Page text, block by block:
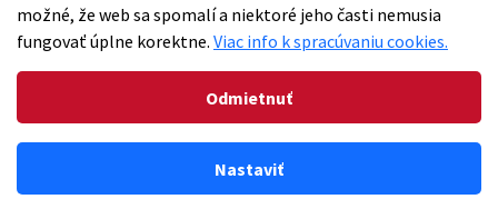
možné, že web sa spomalí a niektoré jeho časti nemusia
fungovať úplne korektne. Viac info k spracúvaniu cookies.
Odmietnuť
Nastaviť